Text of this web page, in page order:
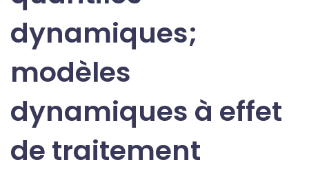
dynamiques;
modèles
dynamiques à effet
de traitement